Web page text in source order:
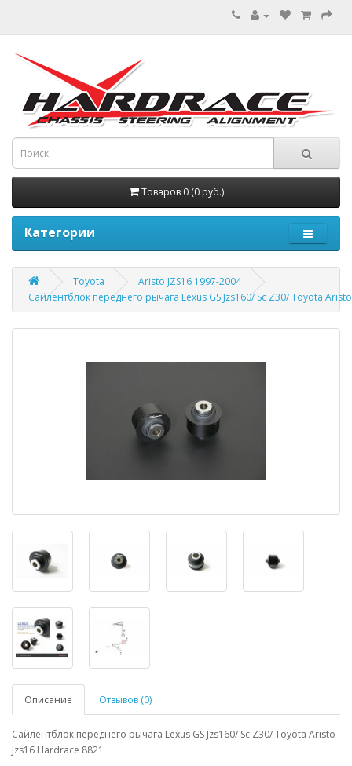
Товаров 0 (0 руб.)
Категории
Toyota
Aristo JZS16 1997-2004
Сайлентблок переднего рычага Lexus GS Jzs160/ Sc Z30/ Toyota
Описание Отзывов (0)
Сайлентблок переднего рычага Lexus GS Jzs160/ Sc Z30/ Toyota Aristo
Jzs16 Hardrace 8821